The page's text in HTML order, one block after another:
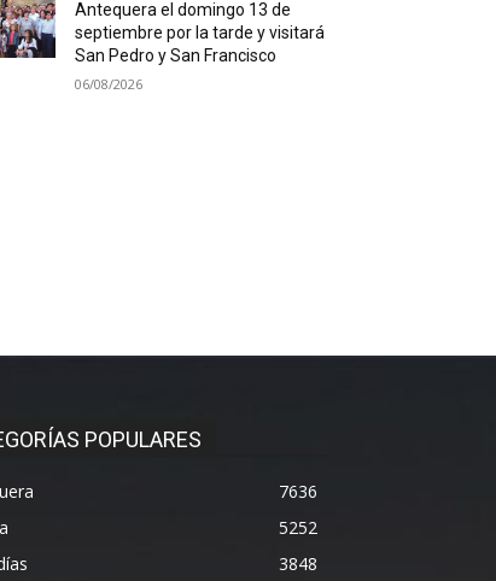
Antequera el domingo 13 de
septiembre por la tarde y visitará
San Pedro y San Francisco
06/08/2026
POPULARES
7636
5252
3848